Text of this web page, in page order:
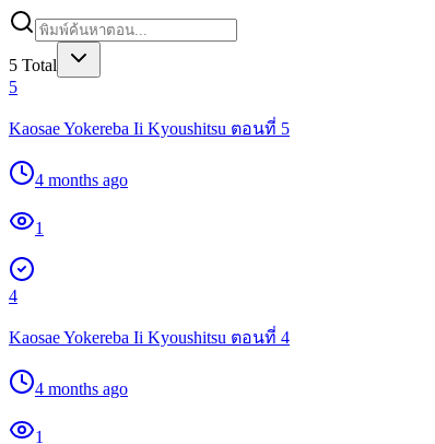
5 Total
5
Kaosae Yokereba Ii Kyoushitsu ตอนที่ 5
4 months ago
1
4
Kaosae Yokereba Ii Kyoushitsu ตอนที่ 4
4 months ago
1